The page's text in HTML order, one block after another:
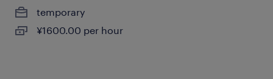
temporary
¥1600.00 per hour